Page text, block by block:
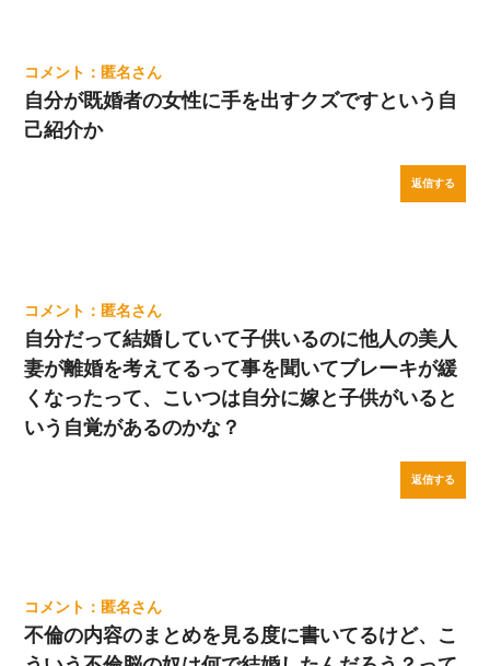
匿名
自分が既婚者の女性に手を出すクズですという自
己紹介か
返信する
匿名
自分だって結婚していて子供いるのに他人の美人
妻が離婚を考えてるって事を聞いてブレーキが緩
くなったって、こいつは自分に嫁と子供がいると
いう自覚があるのかな？
返信する
匿名
不倫の内容のまとめを見る度に書いてるけど、こ